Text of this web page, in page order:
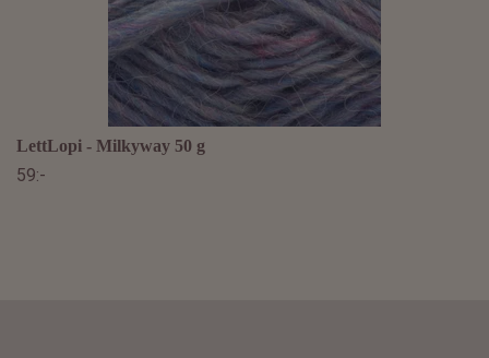
LettLopi - Milkyway 50 g
59:-